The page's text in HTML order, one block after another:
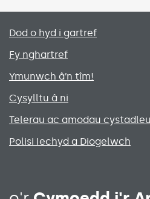
Primary footer menu
Dod o hyd i gartref
Fy nghartref
Ymunwch â’n tîm!
Cysylltu â ni
Telerau ac amodau
Polisi Iechyd a Diogelwch